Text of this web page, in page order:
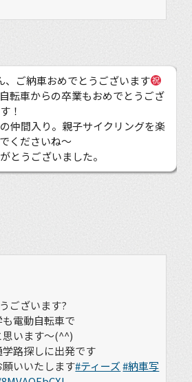
、ご納車おめでとうございます
転車からの卒業もおめでとうござ
！
仲間入り。親子サイクリングを楽
くださいね〜
とうございました。
ございます?
電動自転車で
います～(^^)
路探しに出発です
いいたします#ティーズ#納車写